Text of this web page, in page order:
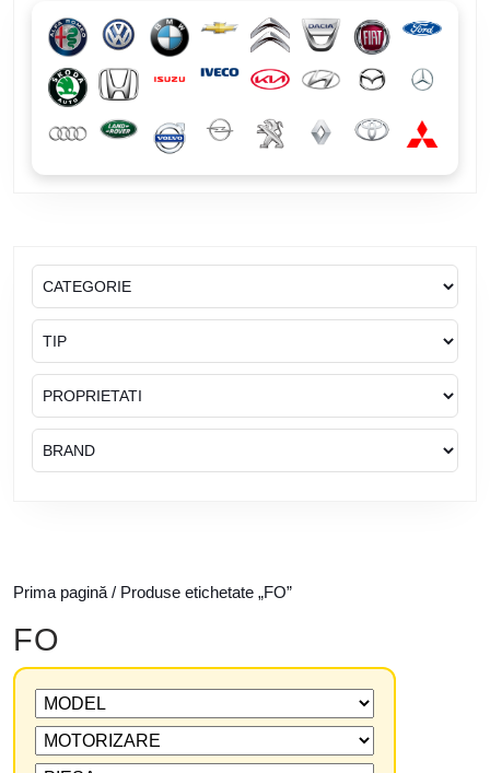
Prima pagină / Produse etichetate „FO”
FO